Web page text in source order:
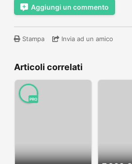
Aggiungi un commento
Stampa Invia ad un amico
Articoli correlati
PRO